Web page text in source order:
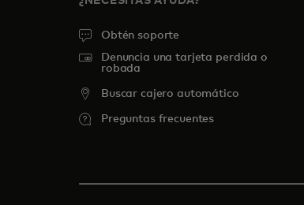
Obtén soporte
Denuncia una tarjeta perdida o
robada
Buscar cajero automático
Preguntas frecuentes